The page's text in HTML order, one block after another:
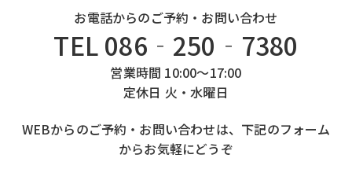
お電話からのご予約・お問い合わせ
TEL 086‐250‐7380
営業時間 10:00～17:00
定休日 火・水曜日
WEBからのご予約・お問い合わせは、下記のフォーム
からお気軽にどうぞ